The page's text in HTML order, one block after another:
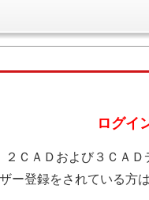
ログイ
２ＣＡＤおよび３ＣＡ
ー登録をされている方